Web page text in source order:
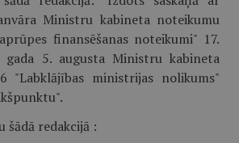
Ministru kabineta noteikumu
finansēšanas noteikumi" 17.
5. augusta Ministru kabineta
"Labklājības ministrijas nolikums"
šādā redakcijā :